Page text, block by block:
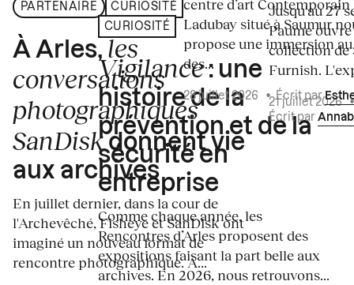
PARTENAIRE CURIOSITÉ
À Arles, les
conversations
photographiques
SanDiskdonnent vie
aux archives
En juillet dernier, dans la cour de
l'Archevêché, Fisheye et SanDisk ont
imaginé un nouveau format de
rencontre photographique. À...
CURIOSITÉ
Vigilance: une
histoire de la
prévention et de la
sécurité en
entreprise
Comme chaque année, les
Rencontres d’Arles proposent des
expositions faisant la part belle aux
archives. En 2026, nous retrouvons...
centre d’art Contemporain
Ladubay situé à Saumur
propose une immersion
des...
28 juillet 2026 •Écrit par
Jusqu'au 27
Paume
collection de
Furnish.
21 juillet 2026
Écrit par